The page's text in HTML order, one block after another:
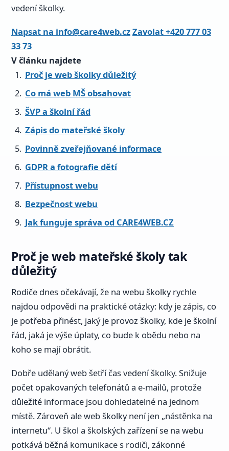
vedení školky.
Napsat na info@care4web.czZavolat +420 777 03
33 73
V článku najdete
Proč je web školky důležitý
Co má web MŠ obsahovat
ŠVP a školní řád
Zápis do mateřské školy
Povinně zveřejňované informace
GDPR a fotografie dětí
Přístupnost webu
Bezpečnost webu
Jak funguje správa od CARE4WEB.CZ
Proč je web mateřské školy tak
důležitý
Rodiče dnes očekávají, že na webu školky rychle
najdou odpovědi na praktické otázky: kdy je zápis, co
je potřeba přinést, jaký je provoz školky, kde je školní
řád, jaká je výše úplaty, co bude k obědu nebo na
koho se mají obrátit.
Dobře udělaný web šetří čas vedení školky. Snižuje
počet opakovaných telefonátů a e-mailů, protože
důležité informace jsou dohledatelné na jednom
místě. Zároveň ale web školky není jen „nástěnka na
internetu“. U škol a školských zařízení se na webu
potkává běžná komunikace s rodiči, zákonné